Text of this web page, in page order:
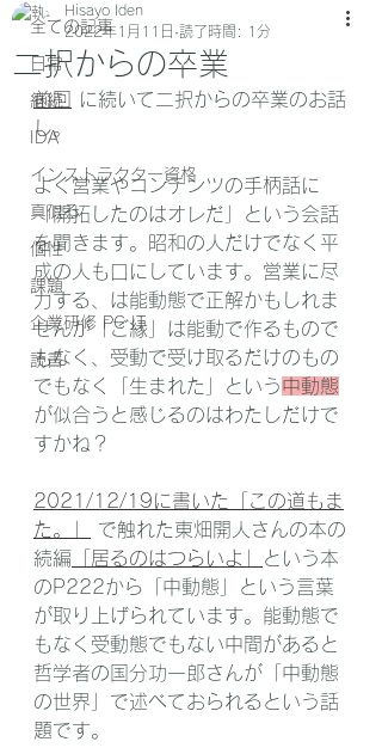
全ての記事
日常
継続
IDA
インストラクター資格
真似る
個性
課題
企業研修 PC IT
読書
二択からの卒業
Hisayo Iden
2022年1月11日 読了時間: 1分
前回
に続いて二択からの卒業のお話
し。
よく営業やコンテンツの手柄話に
「開拓したのはオレだ」という会話
を聞きます。昭和の人だけでなく平
成の人も口にしています。営業に尽
力する、は能動態で正解かもしれま
せんが「ご縁」は能動で作るもので
もなく、受動で受け取るだけのもの
でもなく「生まれた」という中動態
が似合うと感じるのはわたしだけで
すかね？
2021/12/19に書いた「この道もま
た。」
で触れた東畑開人さんの本の
続編 「居るのはつらいよ」
という本
のP222から「中動態」という言葉
が取り上げられています。能動態で
もなく受動態でもない中間があると
哲学者の国分功一郎さんが「中動態
の世界」で述べておられるという話
題です。